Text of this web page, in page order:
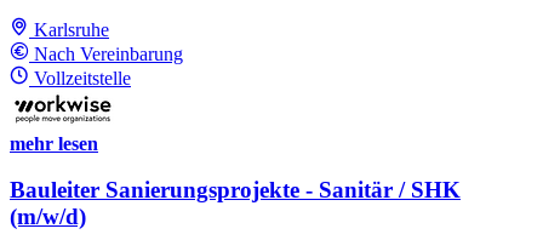
Karlsruhe
Nach Vereinbarung
Vollzeitstelle
mehr lesen
Bauleiter Sanierungsprojekte - Sanitär / SHK
(m/w/d)